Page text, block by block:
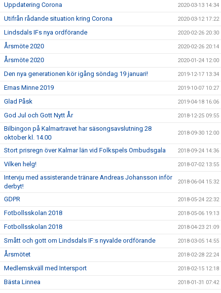
Uppdatering Corona 2020-03-13 14:34
Utifrån rådande situation kring Corona 2020-03-12 17:22
Lindsdals IFs nya ordförande 2020-02-26 20:30
Årsmöte 2020 2020-02-26 20:14
Årsmöte 2020 2020-01-24 12:00
Den nya generationen kör igång söndag 19 januari! 2019-12-17 13:34
Ernas Minne 2019 2019-10-07 10:27
Glad Påsk 2019-04-18 16:06
God Jul och Gott Nytt År 2018-12-25 09:55
Bilbingon på Kalmartravet har säsongsavslutning 28
oktober kl. 14.00
2018-09-30 12:00
Stort prisregn över Kalmar län vid Folkspels Ombudsgala 2018-09-24 14:36
Vilken helg! 2018-07-02 13:55
Intervju med assisterande tränare Andreas Johansson inför
derbyt!
2018-06-04 15:32
GDPR 2018-05-24 22:32
Fotbollsskolan 2018 2018-05-06 19:13
Fotbollsskolan 2018 2018-04-23 21:09
Smått och gott om Lindsdals IF:s nyvalde ordförande 2018-03-05 14:55
Årsmötet 2018-02-28 22:24
Medlemskväll med Intersport 2018-02-15 12:18
Bästa Linnea 2018-01-31 07:42